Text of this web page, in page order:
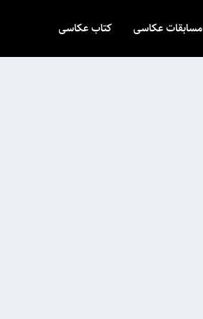
مسابقات عکاسی کتاب عکاسی